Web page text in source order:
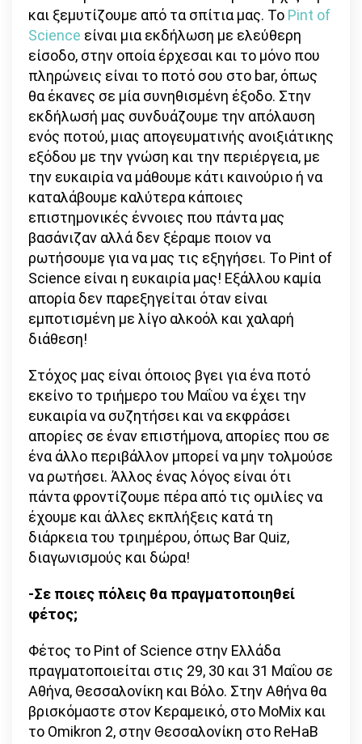
και ξεμυτίζουμε από τα σπίτια μας. Το Pint of
Science είναι μια εκδήλωση με ελεύθερη
είσοδο, στην οποία έρχεσαι και το μόνο που
πληρώνεις είναι το ποτό σου στο bar, όπως
θα έκανες σε μία συνηθισμένη έξοδο. Στην
εκδήλωσή μας συνδυάζουμε την απόλαυση
ενός ποτού, μιας απογευματινής ανοιξιάτικης
εξόδου με την γνώση και την περιέργεια, με
την ευκαιρία να μάθουμε κάτι καινούριο ή να
καταλάβουμε καλύτερα κάποιες
επιστημονικές έννοιες που πάντα μας
βασάνιζαν αλλά δεν ξέραμε ποιον να
ρωτήσουμε για να μας τις εξηγήσει. Το Pint of
Science είναι η ευκαιρία μας! Εξάλλου καμία
απορία δεν παρεξηγείται όταν είναι
εμποτισμένη με λίγο αλκοόλ και χαλαρή
διάθεση!
Στόχος μας είναι όποιος βγει για ένα ποτό
εκείνο το τριήμερο του Μαΐου να έχει την
ευκαιρία να συζητήσει και να εκφράσει
απορίες σε έναν επιστήμονα, απορίες που σε
ένα άλλο περιβάλλον μπορεί να μην τολμούσε
να ρωτήσει. Άλλος ένας λόγος είναι ότι
πάντα φροντίζουμε πέρα από τις ομιλίες να
έχουμε και άλλες εκπλήξεις κατά τη
διάρκεια του τριημέρου, όπως Bar Quiz,
διαγωνισμούς και δώρα!
-Σε ποιες πόλεις θα πραγματοποιηθεί
φέτος;
Φέτος το Pint of Science στην Ελλάδα
πραγματοποιείται στις 29, 30 και 31 Μαΐου σε
Αθήνα, Θεσσαλονίκη και Βόλο. Στην Αθήνα θα
βρισκόμαστε στον Κεραμεικό, στο MoMix και
το Omikron 2, στην Θεσσαλονίκη στο ReHaB